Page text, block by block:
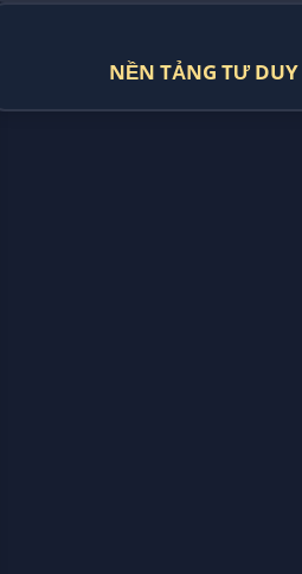
NỀN TẢNG TƯ DUY